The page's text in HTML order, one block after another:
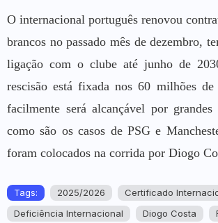
O internacional português renovou
brancos no passado mês de dezembro,
ligação com o clube até junho de
rescisão está fixada nos 60 milhões
facilmente será alcançável por grandes
como são os casos de PSG e
foram colocados na corrida por Diogo
Tags: 2025/2026
Certificado
Deficiência Internacional
Diogo Costa